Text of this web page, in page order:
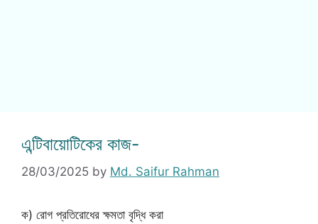
এন্টিবায়োটিকের কাজ-
28/03/2025 by Md. Saifur Rahman
ক) রোগ প্রতিরোধের ক্ষমতা বৃদ্ধি করা